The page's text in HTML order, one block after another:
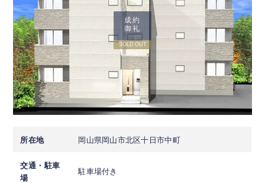
成約
御礼
SOLD OUT
所在地 岡山県岡山市北区十日市中町
交通・駐車
場
駐車場付き